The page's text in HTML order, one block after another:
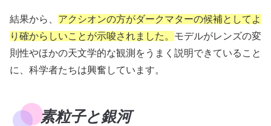
結果から、 アクシオンの方がダークマターの候補としてよ
り確からしいことが示唆されました。 モデルがレンズの変
則性やほかの天文学的な観測をうまく説明できていること
に、科学者たちは興奮しています。
素粒子と銀河